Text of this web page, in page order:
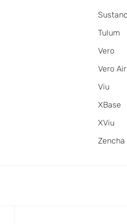
Tulum
Vero
Vero Air
Viu
XBase
XViu
Zencha